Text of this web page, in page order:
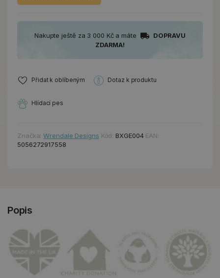
Nakupte ještě za 3 000 Kč a máte
DOPRAVU
ZDARMA!
Přidat k oblíbeným Dotaz k produktu
Hlídací pes
Značka:Wrendale Designs Kód: BXGE004 EAN:
5056272917558
Popis